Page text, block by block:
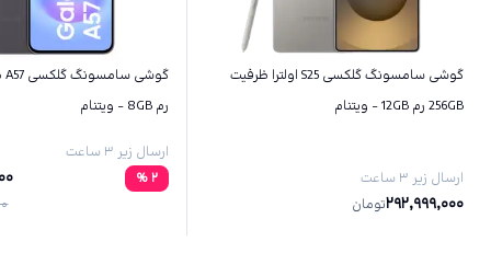
گوشی سامسونگ گلکسی S25 اولترا ظرفیت
256GB رم 12GB - ویتنام
ارسال زیر ۳ ساعت
292,999,000تومان
رم 8GB - ویتنام
ارسال زیر ۳ ساعت
2
%